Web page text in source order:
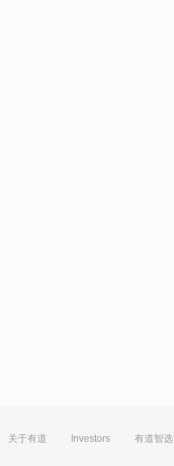
关于有道 Investors 有道智选